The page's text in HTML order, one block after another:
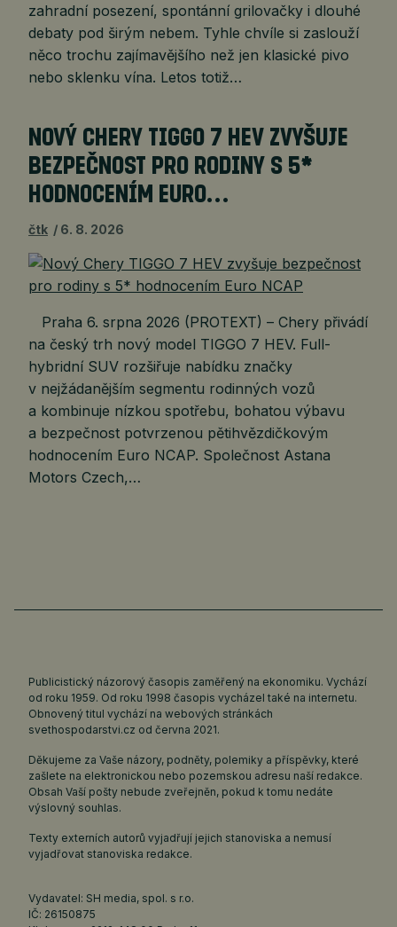
zahradní posezení, spontánní grilovačky i dlouhé
debaty pod širým nebem. Tyhle chvíle si zaslouží
něco trochu zajímavějšího než jen klasické pivo
nebo sklenku vína. Letos totiž…
NOVÝ CHERY TIGGO 7 HEV ZVYŠUJE
BEZPEČNOST PRO RODINY S 5*
HODNOCENÍM EURO…
čtk 6. 8. 2026
Praha 6. srpna 2026 (PROTEXT) – Chery přivádí
na český trh nový model TIGGO 7 HEV. Full-
hybridní SUV rozšiřuje nabídku značky
v nejžádanějším segmentu rodinných vozů
a kombinuje nízkou spotřebu, bohatou výbavu
a bezpečnost potvrzenou pětihvězdičkovým
hodnocením Euro NCAP. Společnost Astana
Motors Czech,…
Publicistický názorový časopis zaměřený na ekonomiku. Vychází
od roku 1959. Od roku 1998 časopis vycházel také na internetu.
Obnovený titul vychází na webových stránkách
svethospodarstvi.cz od června 2021.
Děkujeme za Vaše názory, podněty, polemiky a příspěvky, které
zašlete na elektronickou nebo pozemskou adresu naší redakce.
Obsah Vaší pošty nebude zveřejněn, pokud k tomu nedáte
výslovný souhlas.
Texty externích autorů vyjadřují jejich stanoviska a nemusí
vyjadřovat stanoviska redakce.
Vydavatel: SH media, spol. s r.o.
IČ: 26150875